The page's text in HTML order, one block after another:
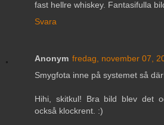
fast hellre whiskey. Fantasifulla
Svara
Anonym fredag, november 07,
Smygfota inne på systemet så
Hihi, skitkul! Bra bild blev det
också klockrent. :)